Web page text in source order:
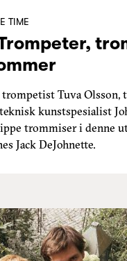
TIME
Tuva Olsson,
kunstspesialist
trommiser i denne
Jack DeJohnette.